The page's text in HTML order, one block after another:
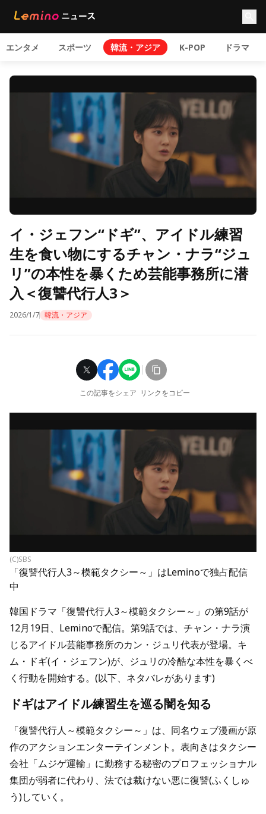
エンタメ スポーツ 韓流・アジア K-POP ドラマ
イ・ジェフン“ドギ”、アイドル練習
生を食い物にするチャン・ナラ“ジュ
リ”の本性を暴くため芸能事務所に潜
入＜復讐代行人3＞
2026/1/7 韓流・アジア
この記事をシェア リンクをコピー
(C)SBS
「復讐代行人3～模範タクシー～」はLeminoで独占配信
中
韓国ドラマ「復讐代行人3～模範タクシー～」の第9話が
12月19日、Leminoで配信。第9話では、チャン・ナラ演
じるアイドル芸能事務所のカン・ジュリ代表が登場。キ
ム・ドギ(イ・ジェフン)が、ジュリの冷酷な本性を暴くべ
く行動を開始する。(以下、ネタバレがあります)
ドギはアイドル練習生を巡る闇を知る
「復讐代行人～模範タクシー～」は、同名ウェブ漫画が原
作のアクションエンターテインメント。表向きはタクシー
会社「ムジゲ運輸」に勤務する秘密のプロフェッショナル
集団が弱者に代わり、法では裁けない悪に復讐(ふくしゅ
う)していく。